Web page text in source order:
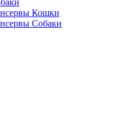
Кошки
Собаки